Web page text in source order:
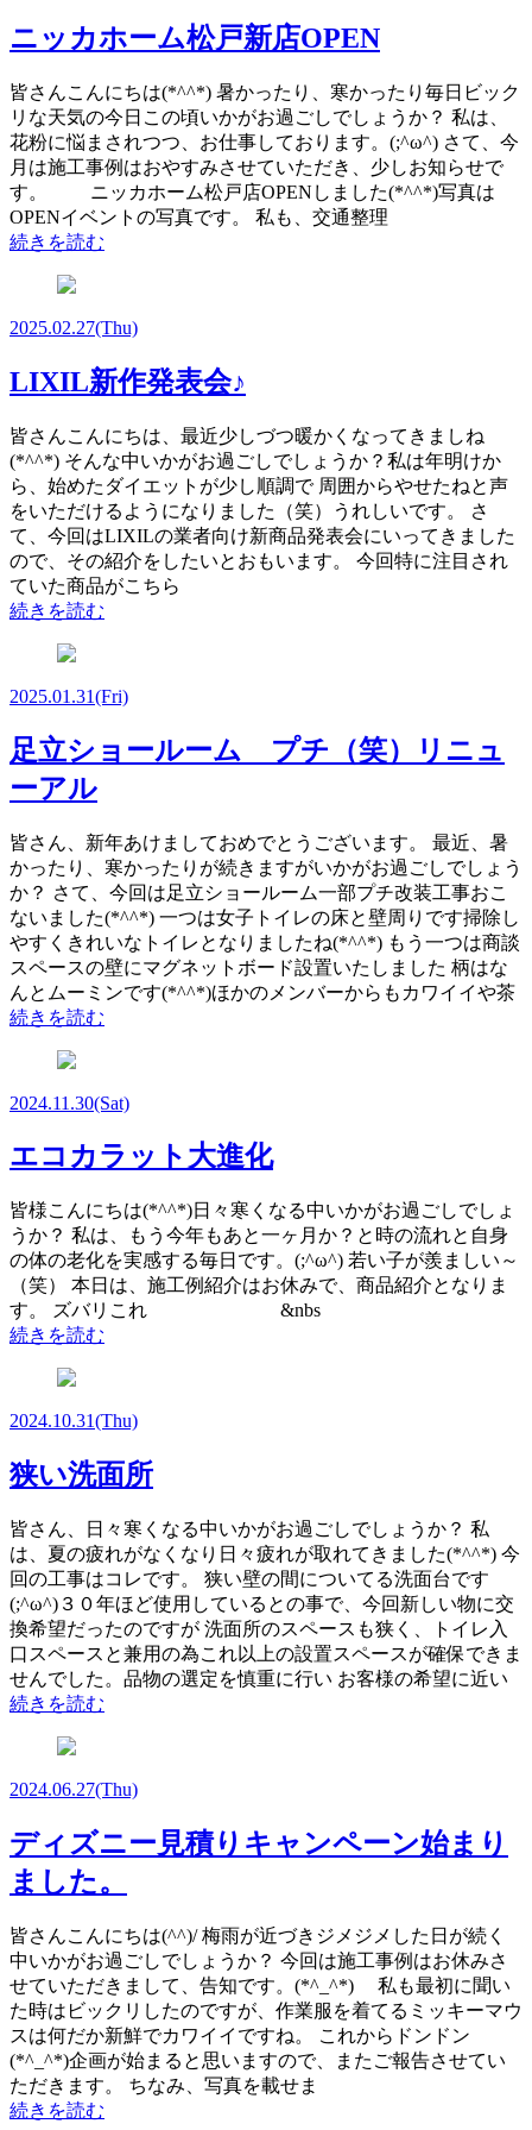
ニッカホーム松戸新店OPEN
皆さんこんにちは(*^^*) 暑かったり、寒かったり毎日ビック
リな天気の今日この頃いかがお過ごしでしょうか？ 私は、
花粉に悩まされつつ、お仕事しております。(;^ω^) さて、今
月は施工事例はおやすみさせていただき、少しお知らせで
す。 ニッカホーム松戸店OPENしました(*^^*)写真は
OPENイベントの写真です。 私も、交通整理
続きを読む
2025.02.27(Thu)
LIXIL新作発表会♪
皆さんこんにちは、最近少しづつ暖かくなってきましね
(*^^*) そんな中いかがお過ごしでしょうか？私は年明けか
ら、始めたダイエットが少し順調で 周囲からやせたねと声
をいただけるようになりました（笑）うれしいです。 さ
て、今回はLIXILの業者向け新商品発表会にいってきました
ので、その紹介をしたいとおもいます。 今回特に注目され
ていた商品がこちら
続きを読む
2025.01.31(Fri)
足立ショールーム プチ（笑）リニュ
ーアル
皆さん、新年あけましておめでとうございます。 最近、暑
かったり、寒かったりが続きますがいかがお過ごしでしょう
か？ さて、今回は足立ショールーム一部プチ改装工事おこ
ないました(*^^*) 一つは女子トイレの床と壁周りです掃除し
やすくきれいなトイレとなりましたね(*^^*) もう一つは商談
スペースの壁にマグネットボード設置いたしました 柄はな
んとムーミンです(*^^*)ほかのメンバーからもカワイイや茶
続きを読む
2024.11.30(Sat)
エコカラット大進化
皆様こんにちは(*^^*)日々寒くなる中いかがお過ごしでしょ
うか？ 私は、もう今年もあと一ヶ月か？と時の流れと自身
の体の老化を実感する毎日です。(;^ω^) 若い子が羨ましい～
（笑） 本日は、施工例紹介はお休みで、商品紹介となりま
す。 ズバリこれ &nbs
続きを読む
2024.10.31(Thu)
狭い洗面所
皆さん、日々寒くなる中いかがお過ごしでしょうか？ 私
は、夏の疲れがなくなり日々疲れが取れてきました(*^^*) 今
回の工事はコレです。 狭い壁の間についてる洗面台です
(;^ω^)３０年ほど使用しているとの事で、今回新しい物に交
換希望だったのですが 洗面所のスペースも狭く、トイレ入
口スペースと兼用の為これ以上の設置スペースが確保できま
せんでした。品物の選定を慎重に行い お客様の希望に近い
続きを読む
2024.06.27(Thu)
ディズニー見積りキャンペーン始まり
ました。
皆さんこんにちは(^^)/ 梅雨が近づきジメジメした日が続く
中いかがお過ごしでしょうか？ 今回は施工事例はお休みさ
せていただきまして、告知です。(*^_^*) 私も最初に聞い
た時はビックリしたのですが、作業服を着てるミッキーマウ
スは何だか新鮮でカワイイですね。 これからドンドン
(*^_^*)企画が始まると思いますので、またご報告させてい
ただきます。 ちなみ、写真を載せま
続きを読む